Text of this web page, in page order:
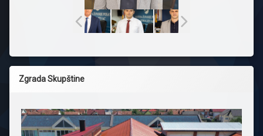
Zgrada Skupštine